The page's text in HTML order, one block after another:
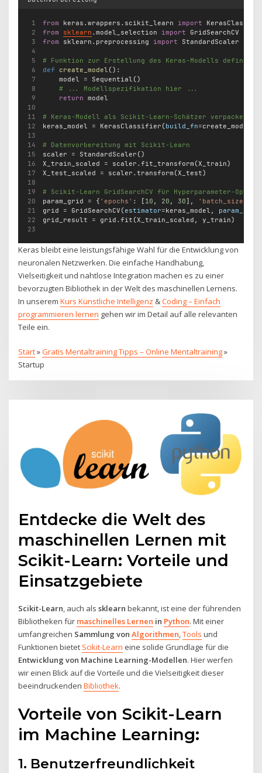
from keras.wrappers.scikit_learn import
from sklearn .model_selection import GridSearchCV
from sklearn.preprocessing import StandardScaler
# Funktion zur Erstellung des Keras-Modells
def create_model ():
    model
= Sequential()
# ... Modellspezifikation hier ...
return model
# Keras-Modell als Scikit-Learn-Schätzer verpacken
keras_model = KerasClassifier(build_fn=create_model,
# Datenvorbereitung mit Scikit-Learn
scaler = StandardScaler()
X_train_scaled = scaler.fit_transform(X_train)
X_test_scaled = scaler.transform(X_test)
# Scikit-Learn GridSearchCV für Hyperparameter-
param_grid = { 'epochs' : [ 10 , 20 , 30], 'batch_size'
grid = GridSearchCV(estimator=keras_model, param_grid
grid_result = grid.fit(X_train_scaled, y_train)
Keras bleibt eine leistungsfähige Wahl für die Entwicklung von
neuronalen Netzwerken. Die einfache Handhabung,
Vielseitigkeit und nahtlose Integration machen es zu einer
bevorzugten Bibliothek in der Welt des maschinellen Lernens.
In unseremKurs Künstliche Intelligenz &Coding – Einfach
programmieren lernen gehen wir im Detail auf alle relevanten
Teile ein.
Start»Gratis Mentaltraining Tipps – Online Mentaltraining»
Startup
Entdecke die Welt des
maschinellen Lernen mit
Scikit-Learn: Vorteile und
Einsatzgebiete
Scikit-Learn, auch alssklearn bekannt, ist eine der führenden
Bibliotheken für maschinelles Lernen in Python. Mit einer
umfangreichen Sammlung vonAlgorithmen,Tools und
Funktionen bietet Scikit-Learn eine solide Grundlage für die
Entwicklung von Machine Learning-Modellen. Hier werfen
wir einen Blick auf die Vorteile und die Vielseitigkeit dieser
beeindruckendenBibliothek.
Vorteile von Scikit-Learn
im Machine Learning:
1. Benutzerfreundlichkeit